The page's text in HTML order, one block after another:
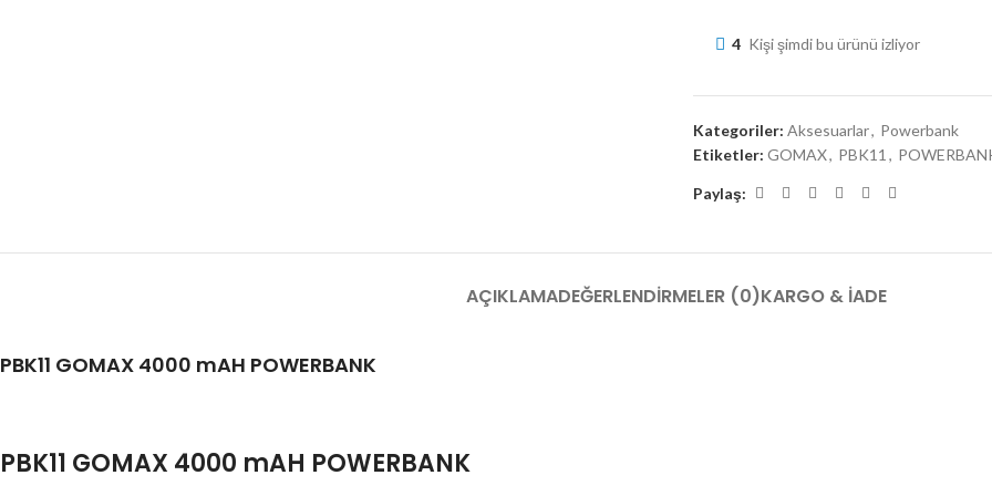
4 Kişi şimdi bu ürünü izliyor
Kategoriler: Aksesuarlar, Powerbank
Etiketler: GOMAX, PBK11 ,
Paylaş:
AÇIKLAMADEĞERLENDIRMELER (0)KARGO & İADE
PBK11 GOMAX 4000 mAH POWERBANK
PBK11 GOMAX 4000 mAH POWERBANK